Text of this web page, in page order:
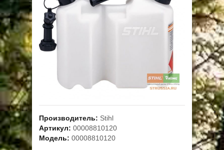
ГАРАНТИЯ И СЕРВИС
ПОЛЬЗОВАТЕЛЬСКОЕ СОГЛАШЕНИЕ
АКЦИИ
Производитель: Stihl
Артикул: 00008810120
Модель: 00008810120